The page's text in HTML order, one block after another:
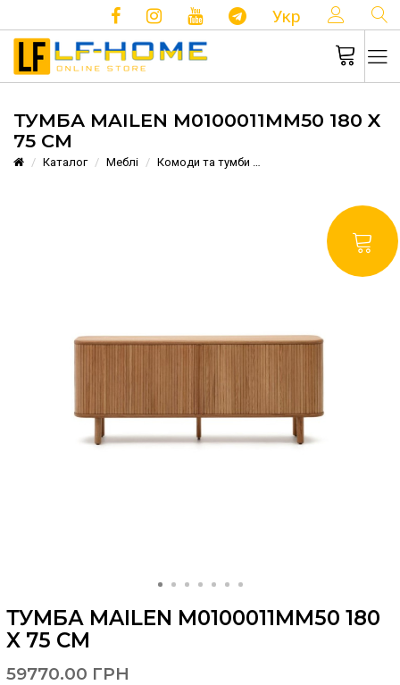
Укр
ТУМБА MAILEN M0100011MM50 180 X
75 СМ
Каталог Меблі Комоди та тумби
ТУМБА MAILEN M0100011MM50 180
X 75 СМ
59770.00 ГРН